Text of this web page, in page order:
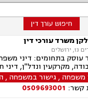
חיפוש עורך דין
משרד עורכי דין
עוסק בתחומים: דיני
מקרקעין ונדל"ן, דיני
משפחה ,גישור במשפחה ,
קשר: 0509693001